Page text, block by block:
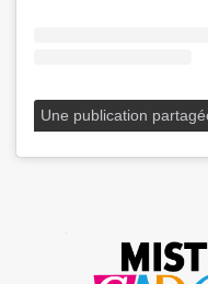
Une publication